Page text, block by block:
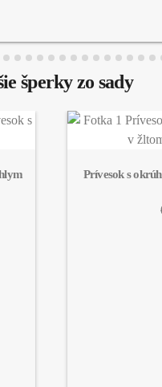
šperky zo sady
Prívesok s